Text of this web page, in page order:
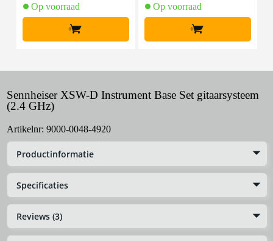
Op voorraad
+
Op voorraad
+
Sennheiser XSW-D Instrument Base Set gitaarsysteem
(2.4 GHz)
Artikelnr: 9000-0048-4920
Productinformatie
Specificaties
Reviews (3)